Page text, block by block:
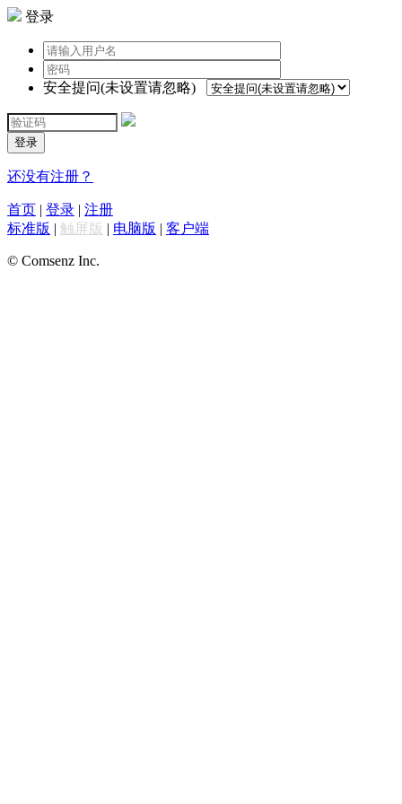
登录
安全提问(未设置请忽略)
登录
还没有注册？
首页 | 登录 | 注册
标准版 | 触屏版 | 电脑版 | 客户端
© Comsenz Inc.